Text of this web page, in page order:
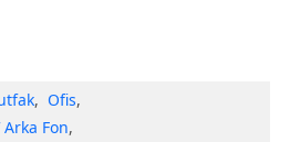
, Ofis,
Arka Fon,